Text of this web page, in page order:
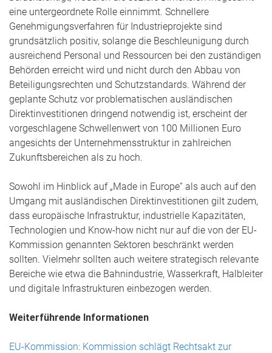
eine untergeordnete Rolle einnimmt. Schnellere
Genehmigungsverfahren für Industrieprojekte sind
grundsätzlich positiv, solange die Beschleunigung durch
ausreichend Personal und Ressourcen bei den zuständigen
Behörden erreicht wird und nicht durch den Abbau von
Beteiligungsrechten und Schutzstandards. Während der
geplante Schutz vor problematischen ausländischen
Direktinvestitionen dringend notwendig ist, erscheint der
vorgeschlagene Schwellenwert von 100 Millionen Euro
angesichts der Unternehmensstruktur in zahlreichen
Zukunftsbereichen als zu hoch.
Sowohl im Hinblick auf „Made in Europe“ als auch auf den
Umgang mit ausländischen Direktinvestitionen gilt zudem,
dass europäische Infrastruktur, industrielle Kapazitäten,
Technologien und Know-how nicht nur auf die von der EU-
Kommission genannten Sektoren beschränkt werden
sollten. Vielmehr sollten auch weitere strategisch relevante
Bereiche wie etwa die Bahnindustrie, Wasserkraft, Halbleiter
und digitale Infrastrukturen einbezogen werden.
Weiterführende Informationen
EU-Kommission: Kommission schlägt Rechtsakt zur